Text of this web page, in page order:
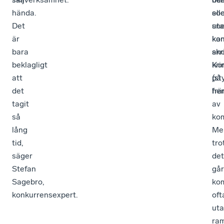
hända.
Det
är
bara
beklagligt
att
det
tagit
så
lång
tid,
säger
Stefan
Sagebro,
konkurrensexpert.
på
av
går